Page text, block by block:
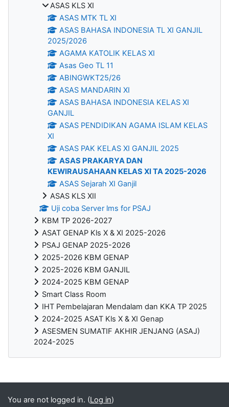
ASAS KLS XI
ASAS MTK TL XI
ASAS BAHASA INDONESIA TL XI GANJIL
2025/2026
AGAMA KATOLIK KELAS XI
Asas Geo TL 11
ABINGWKT25/26
ASAS MANDARIN XI
ASAS BAHASA INDONESIA KELAS XI
GANJIL
ASAS PENDIDIKAN AGAMA ISLAM KELAS
XI
ASAS PAK KELAS XI GANJIL 2025
ASAS PRAKARYA DAN
KEWIRAUSAHAAN KELAS XI TA 2025-2026
ASAS Sejarah XI Ganjil
ASAS KLS XII
Uji coba Server lms for PSAJ
KBM TP 2026-2027
ASAT GENAP Kls X & XI 2025-2026
PSAJ GENAP 2025-2026
2025-2026 KBM GENAP
2025-2026 KBM GANJIL
2024-2025 KBM GENAP
Smart Class Room
IHT Pembelajaran Mendalam dan KKA TP 2025
2024-2025 ASAT Kls X & XI Genap
ASESMEN SUMATIF AKHIR JENJANG (ASAJ)
2024-2025
Blocks
You are not logged in. (Log in)